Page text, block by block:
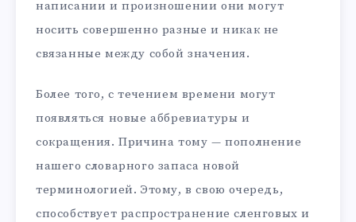
написании и произношении они могут
носить совершенно разные и никак не
связанные между собой значения.
Более того, с течением времени могут
появляться новые аббревиатуры и
сокращения. Причина тому — пополнение
нашего словарного запаса новой
терминологией. Этому, в свою очередь,
способствует распространение сленговых и